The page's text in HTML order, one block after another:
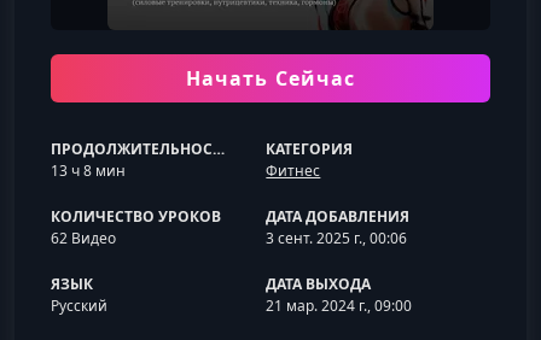
Начать Сейчас
ПРОДОЛЖИТЕЛЬНОСТЬ
13 ч 8 мин
КАТЕГОРИЯ
Фитнес
КОЛИЧЕСТВО УРОКОВ
62 Видео
ДАТА ДОБАВЛЕНИЯ
3 сент. 2025 г., 00:06
ЯЗЫК
Русский
ДАТА ВЫХОДА
21 мар. 2024 г., 09:00